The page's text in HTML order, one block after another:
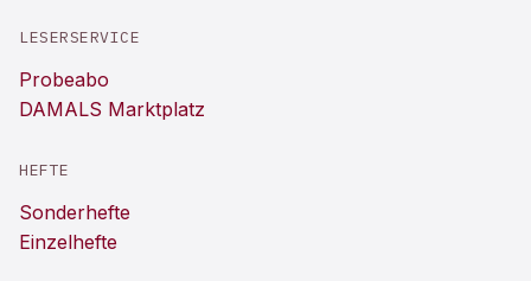
LESERSERVICE
Probeabo
DAMALS Marktplatz
HEFTE
Sonderhefte
Einzelhefte